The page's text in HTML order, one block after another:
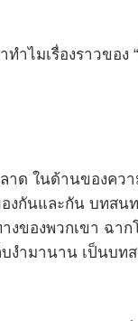
ไมเรื่องราวของ
ในด้านของคว
งกันและกัน บทส
ของพวกเขา ฉา
งำมานาน เป็นบ